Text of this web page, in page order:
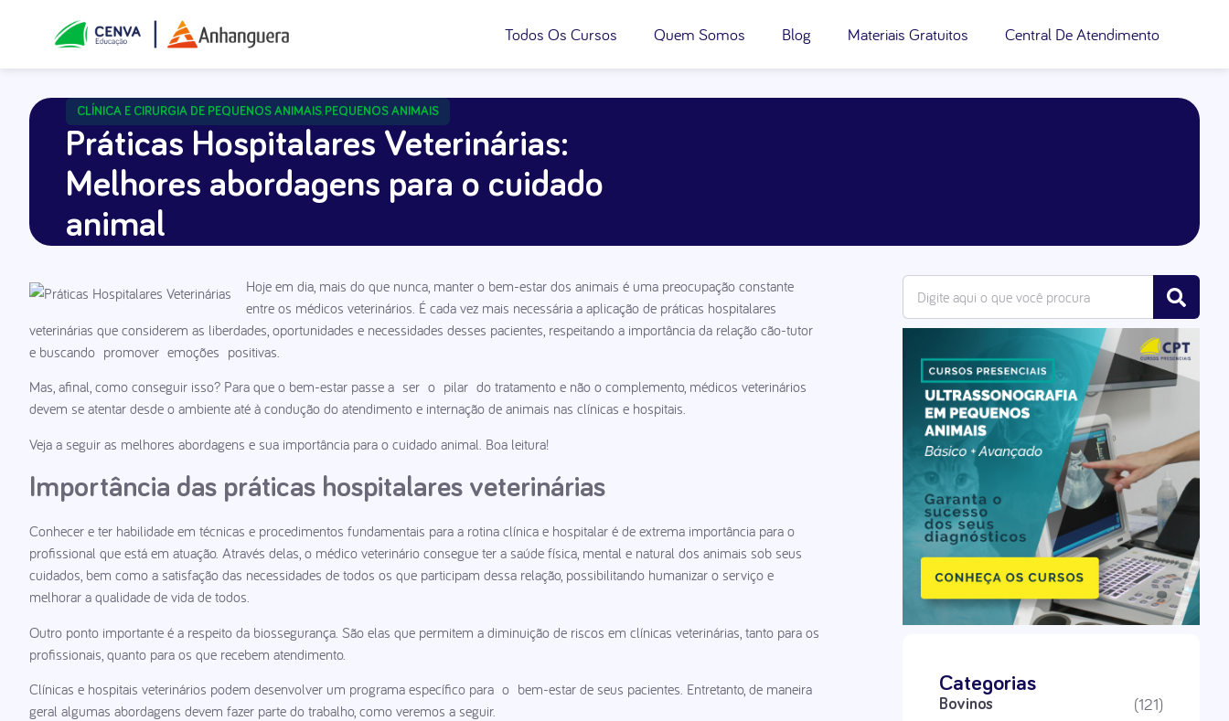
Todos Os Cursos Quem Somos Blog Materiais Gratuitos Central De Atendimento
CLÍNICA E CIRURGIA DE PEQUENOS ANIMAIS, PEQUENOS ANIMAIS
Práticas Hospitalares Veterinárias:
Melhores abordagens para o cuidado
animal
Hoje em dia, mais do que nunca, manter o bem-estar dos animais é uma preocupação constante
entre os médicos veterinários. É cada vez mais necessária a aplicação de práticas hospitalares
veterinárias que considerem as liberdades, oportunidades e necessidades desses pacientes, respeitando a importância da relação cão-tutor
e buscando promover emoções positivas.
Mas, afinal, como conseguir isso? Para que o bem-estar passe a ser o pilar do tratamento e não o complemento, médicos veterinários
devem se atentar desde o ambiente até à condução do atendimento e internação de animais nas clínicas e hospitais.
Veja a seguir as melhores abordagens e sua importância para o cuidado animal. Boa leitura!
Importância das práticas hospitalares veterinárias
Conhecer e ter habilidade em técnicas e procedimentos fundamentais para a rotina clínica e hospitalar é de extrema importância para o
profissional que está em atuação. Através delas, o médico veterinário consegue ter a saúde física, mental e natural dos animais sob seus
cuidados, bem como a satisfação das necessidades de todos os que participam dessa relação, possibilitando humanizar o serviço e
melhorar a qualidade de vida de todos.
Outro ponto importante é a respeito da biossegurança. São elas que permitem a diminuição de riscos em clínicas veterinárias, tanto para os
profissionais, quanto para os que recebem atendimento.
Clínicas e hospitais veterinários podem desenvolver um programa específico para o bem-estar de seus pacientes. Entretanto, de maneira
geral algumas abordagens devem fazer parte do trabalho, como veremos a seguir.
Categorias
Bovinos (121)